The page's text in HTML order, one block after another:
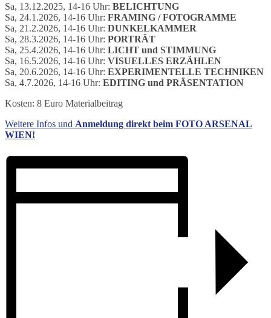
Sa, 13.12.2025, 14-16 Uhr: BELICHTUNG
Sa, 24.1.2026, 14-16 Uhr: FRAMING / FOTOGRAMME
Sa, 21.2.2026, 14-16 Uhr: DUNKELKAMMER
Sa, 28.3.2026, 14-16 Uhr: PORTRÄT
Sa, 25.4.2026, 14-16 Uhr: LICHT und STIMMUNG
Sa, 16.5.2026, 14-16 Uhr: VISUELLES ERZÄHLEN
Sa, 20.6.2026, 14-16 Uhr: EXPERIMENTELLE TECHNIKEN
Sa, 4.7.2026, 14-16 Uhr: EDITING und PRÄSENTATION
Kosten: 8 Euro Materialbeitrag
Weitere Infos und Anmeldung direkt beim FOTO ARSENAL
WIEN!